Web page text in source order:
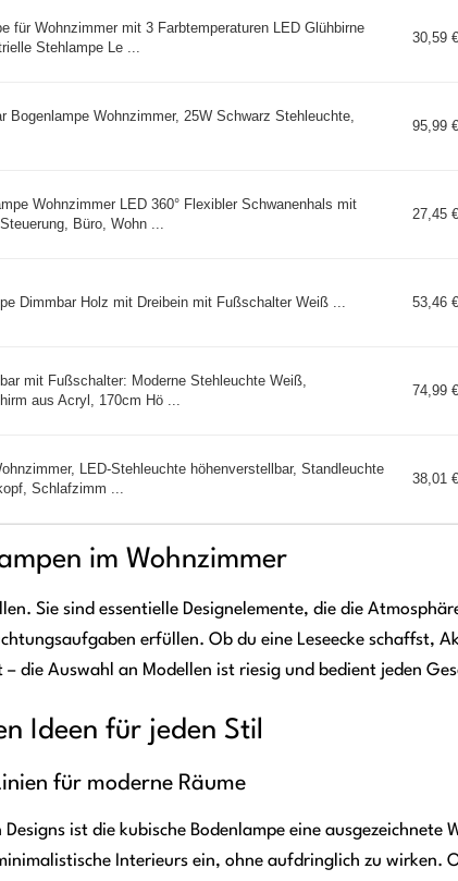
für Wohnzimmer mit 3 Farbtemperaturen LED Glühbirne
Stehlampe Le ...
30,59 €
Bogenlampe Wohnzimmer, 25W Schwarz Stehleuchte,
95,99 €
Wohnzimmer LED 360° Flexibler Schwanenhals mit
Büro, Wohn ...
27,45 €
Dimmbar Holz mit Dreibein mit Fußschalter Weiß ... 53,46 €
mit Fußschalter: Moderne Stehleuchte Weiß,
aus Acryl, 170cm Hö ...
74,99 €
LED-Stehleuchte höhenverstellbar, Standleuchte
Schlafzimm ...
38,01 €
im Wohnzimmer
Sie sind essentielle Designelemente, die die
erfüllen. Ob du eine Leseecke schaffst,
die Auswahl an Modellen ist riesig und bedient jeden
Ideen für jeden Stil
für moderne Räume
ist die kubische Bodenlampe eine ausgezeichnete
Interieurs ein, ohne aufdringlich zu wirken.